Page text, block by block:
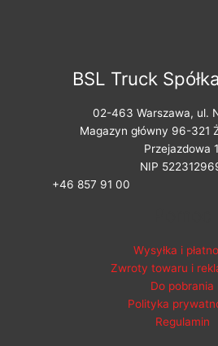
BSL Truck
02-463 Warszawa, ul.
Magazyn główny 96-321
Przejazdowa
NIP
+46 857 91 00
Wysyłka i
Zwroty towaru i
Do pobrania
Polityka
Regulamin